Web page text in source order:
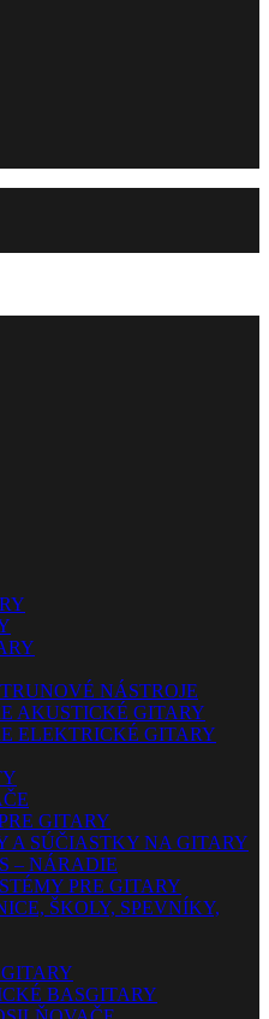
NÁSTROJE
AKUSTICKÉ GITARY
ELEKTRICKÉ GITARY
GITARY
A SÚČIASTKY NA GITARY
– NÁRADIE
PRE GITARY
ŠKOLY, SPEVNÍKY,
BASGITARY